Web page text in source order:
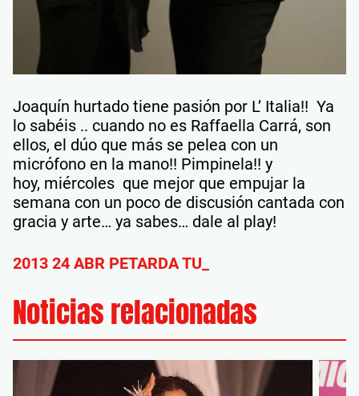
Joaquín hurtado tiene pasión por L’ Italia!! Ya
lo sabéis .. cuando no es Raffaella Carrá, son
ellos, el dúo que más se pelea con un
micrófono en la mano!! Pimpinela!! y
hoy, miércoles que mejor que empujar la
semana con un poco de discusión cantada con
gracia y arte… ya sabes… dale al play!
2013 24 ABR PETARDA TU_
Noticias relacionadas